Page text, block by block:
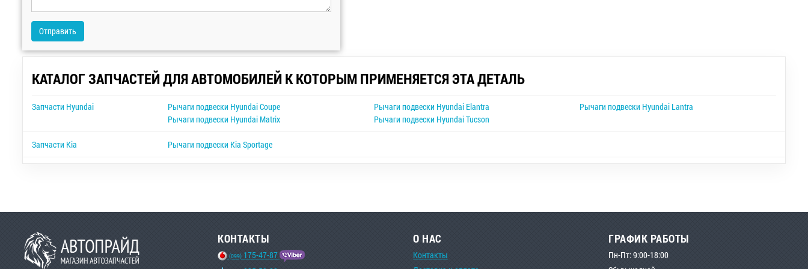
Отправить
КАТАЛОГ ЗАПЧАСТЕЙ ДЛЯ АВТОМОБИЛЕЙ К КОТОРЫМ ПРИМЕНЯЕТСЯ ЭТА ДЕТАЛЬ
Запчасти Hyundai Рычаги подвески Hyundai Coupe Рычаги подвески Hyundai Elantra
Рычаги подвески Hyundai Lantra
Рычаги подвески Hyundai Matrix
Рычаги подвески Hyundai Tucson
Запчасти Kia Рычаги подвески Kia Sportage
КОНТАКТЫ
(099) 175-47-87
О НАС
Контакты
ГРАФИК РАБОТЫ
Пн-Пт: 9:00-18:00